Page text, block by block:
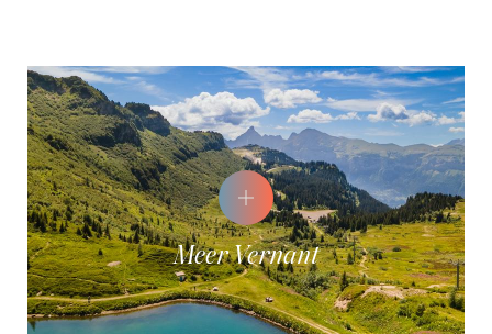
Meer Vernant